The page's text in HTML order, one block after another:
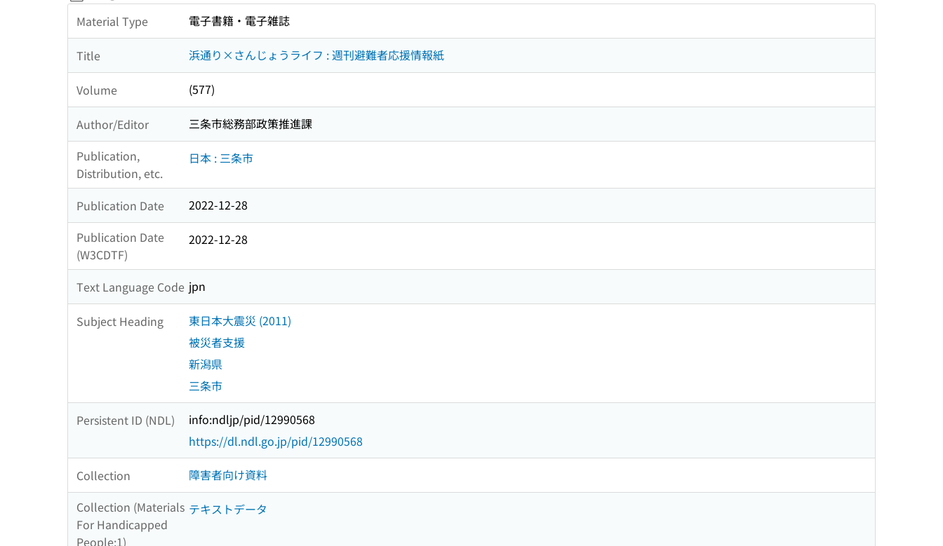
Material Type 電子書籍・電子雑誌
Title 浜通り×さんじょうライフ : 週刊避難者応援情報紙
Volume (577)
Author/Editor
三条市総務部政策推進課
Publication,
Distribution, etc.
日本 : 三条市
Publication Date
2022-12-28
Publication Date
(W3CDTF)
2022-12-28
Text Language Code jpn
Subject Heading
東日本大震災 (2011)
被災者支援
新潟県
三条市
Persistent ID (NDL)
info:ndljp/pid/12990568
https://dl.ndl.go.jp/pid/12990568
Collection
障害者向け資料
Collection (Materials
For Handicapped
People:1)
テキストデータ